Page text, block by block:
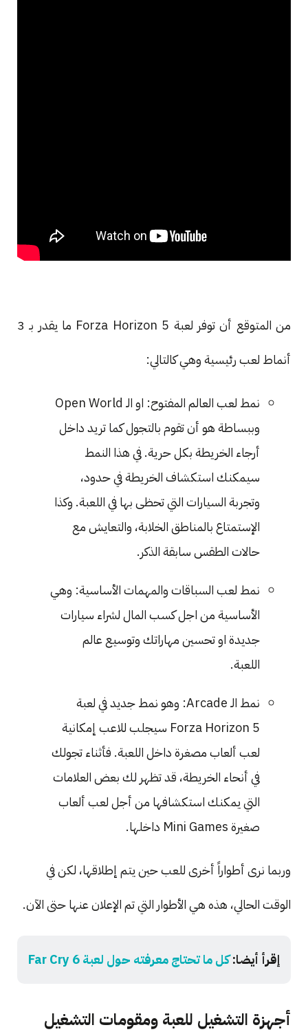
من المتوقع أن توفر لعبة Forza Horizon 5 ما يقدر بـ 3
أنماط لعب رئيسية وهي كالتالي:
نمط لعب العالم المفتوح: او الـ Open World
وببساطة هو أن تقوم بالتجول كما تريد داخل
أرجاء الخريطة بكل حرية. في هذا النمط
سيمكنك استكشاف الخريطة في حدود،
وتجربة السيارات التي تحظى بها في اللعبة. وكذا
الإستمتاع بالمناطق الخلابة، والتعايش مع
حالات الطقس سابقة الذكر.
نمط لعب السباقات والمهمات الأساسية: وهي
الأساسية من اجل كسب المال لشراء سيارات
جديدة او تحسين مهاراتك وتوسيع عالم
اللعبة.
نمط الـ Arcade: وهو نمط جديد في لعبة
Forza Horizon 5 سيجلب للاعب إمكانية
لعب ألعاب مصغرة داخل اللعبة. فأثناء تجولك
في أنحاء الخريطة، قد تظهر لك بعض العلامات
التي يمكنك استكشافها من أجل لعب ألعاب
صغيرة Mini Games داخلها.
وربما نرى أطواراً أخرى للعب حين يتم إطلاقها، لكن في
الوقت الحالي، هذه هي الأطوار التي تم الإعلان عنها حتى الآن.
إقرأ أيضا:كل ما تحتاج معرفته حول لعبة Far Cry 6
أجهزة التشغيل للعبة ومقومات التشغيل